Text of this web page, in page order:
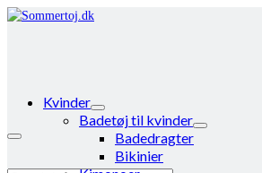
Kvinder
Badetøj til kvinder
Badedragter
Bikinier